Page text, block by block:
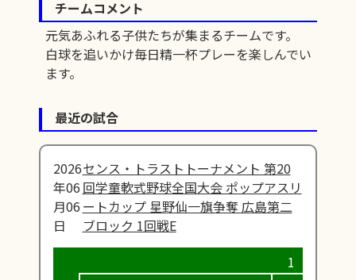
チームコメント
元気あふれる子供たちが集まるチームです。
白球を追いかけ毎日精一杯プレーを楽しんでい
ます。
最近の試合
2026
年06
月06
日
センス・トラストトーナメント 第20
回学童軟式野球全国大会 ポップアスリ
ートカップ 星野仙一旗争奪 広島第二
ブロック 1回戦E